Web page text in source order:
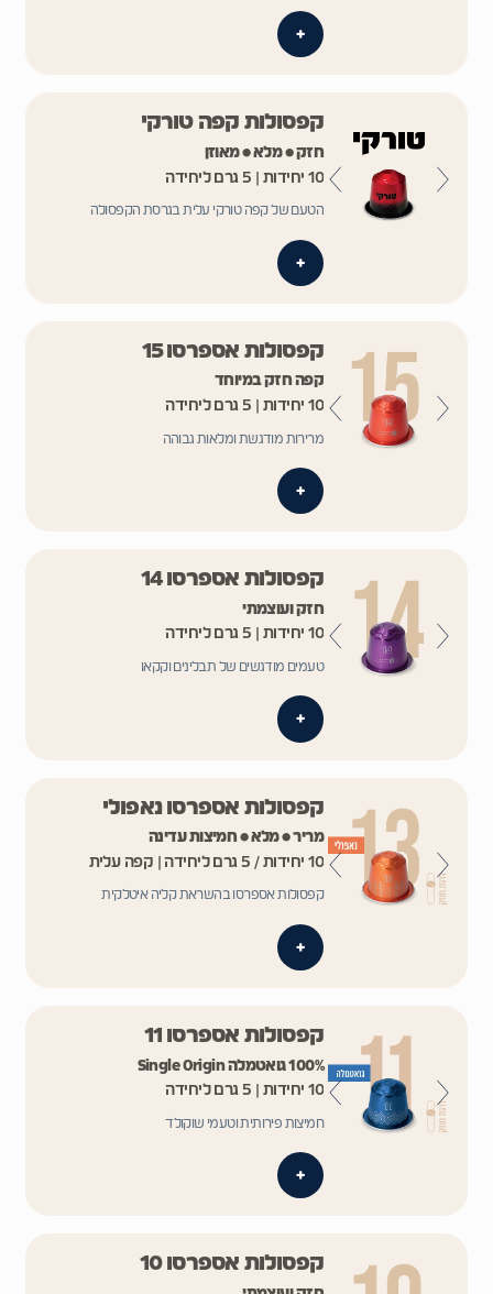
+
קפסולות קפה טורקי
חזק • מלא • מאוזן
10 יחידות | 5 גרם ליחידה
הטעם של קפה טורקי עלית בגרסת הקפסולה
+
קפסולות אספרסו 15
קפה חזק במיוחד
10 יחידות | 5 גרם ליחידה
מרירות מודגשת ומלאות גבוהה
+
קפסולות אספרסו 14
חזק ועוצמתי
10 יחידות | 5 גרם ליחידה
טעמים מודגשים של תבלינים וקקאו
+
קפסולות אספרסו נאפולי
מריר • מלא • חמיצות עדינה
10 יחידות / 5 גרם ליחידה | קפה עלית
קפסולות אספרסו בהשראת קליה איטלקית
+
קפסולות אספרסו 11
100% גואטמלה Single Origin
10 יחידות | 5 גרם ליחידה
חמיצות פירותית וטעמי שוקולד
+
קפסולות אספרסו 10